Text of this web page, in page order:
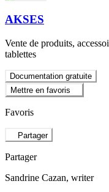
AKSES
Vente de produits,
tablettes
Documentation gratuite
Mettre en favoris
Favoris
Partager
Partager
Sandrine Cazan, writer